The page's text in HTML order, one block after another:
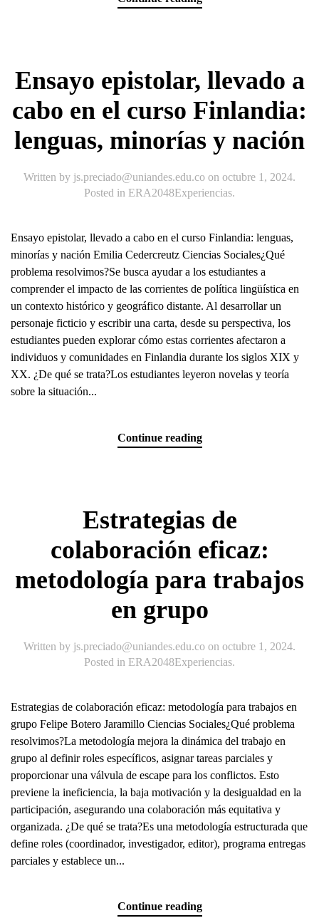
Ensayo epistolar, llevado a
cabo en el curso Finlandia:
lenguas, minorías y nación
Written by js.preciado@uniandes.edu.co on octubre 1, 2024.
Posted in ERA2048Experiencias.
Ensayo epistolar, llevado a cabo en el curso Finlandia: lenguas,
minorías y nación Emilia Cedercreutz Ciencias Sociales¿Qué
problema resolvimos?Se busca ayudar a los estudiantes a
comprender el impacto de las corrientes de política lingüística en
un contexto histórico y geográfico distante. Al desarrollar un
personaje ficticio y escribir una carta, desde su perspectiva, los
estudiantes pueden explorar cómo estas corrientes afectaron a
individuos y comunidades en Finlandia durante los siglos XIX y
XX. ¿De qué se trata?Los estudiantes leyeron novelas y teoría
sobre la situación...
Continue reading
Estrategias de
colaboración eficaz:
metodología para trabajos
en grupo
Written by js.preciado@uniandes.edu.co on octubre 1, 2024.
Posted in ERA2048Experiencias.
Estrategias de colaboración eficaz: metodología para trabajos en
grupo Felipe Botero Jaramillo Ciencias Sociales¿Qué problema
resolvimos?La metodología mejora la dinámica del trabajo en
grupo al definir roles específicos, asignar tareas parciales y
proporcionar una válvula de escape para los conflictos. Esto
previene la ineficiencia, la baja motivación y la desigualdad en la
participación, asegurando una colaboración más equitativa y
organizada. ¿De qué se trata?Es una metodología estructurada que
define roles (coordinador, investigador, editor), programa entregas
parciales y establece un...
Continue reading